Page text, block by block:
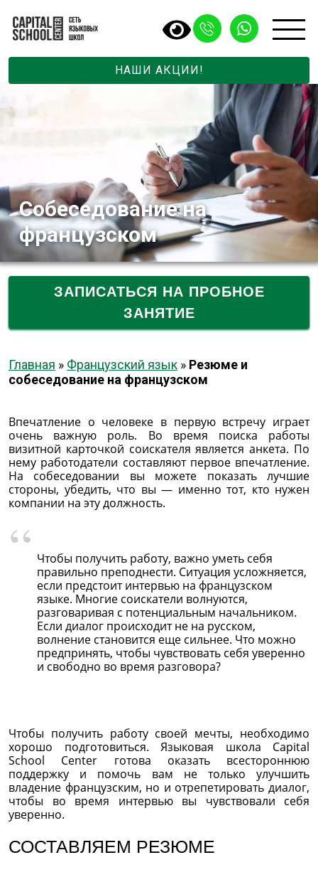
НАШИ АКЦИИ!
Собеседование на
французском
ЗАПИСАТЬСЯ НА ПРОБНОЕ
ЗАНЯТИЕ
Главная » Французский язык » Резюме и
собеседование на французском
Впечатление о человеке в первую встречу играет
очень важную роль. Во время поиска работы
визитной карточкой соискателя является анкета. По
нему работодатели составляют первое впечатление.
На собеседовании вы можете показать лучшие
стороны, убедить, что вы — именно тот, кто нужен
компании на эту должность.
Чтобы получить работу, важно уметь себя
правильно преподнести. Ситуация усложняется,
если предстоит интервью на французском
языке. Многие соискатели волнуются,
разговаривая с потенциальным начальником.
Если диалог происходит не на русском,
волнение становится еще сильнее. Что можно
предпринять, чтобы чувствовать себя уверенно
и свободно во время разговора?
Чтобы получить работу своей мечты, необходимо
хорошо подготовиться. Языковая школа Capital
School Center готова оказать всестороннюю
поддержку и помочь вам не только улучшить
владение французским, но и отрепетировать диалог,
чтобы во время интервью вы чувствовали себя
уверенно.
СОСТАВЛЯЕМ РЕЗЮМЕ